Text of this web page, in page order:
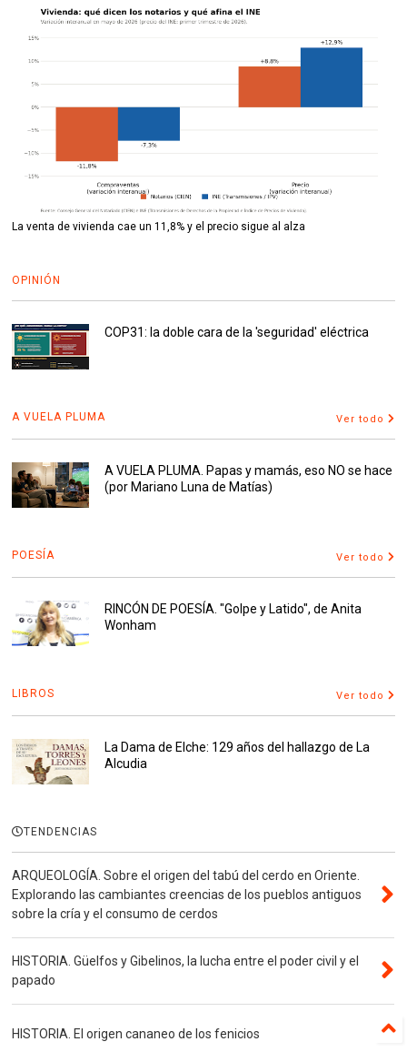
La venta de vivienda cae un 11,8% y el precio sigue al alza
OPINIÓN
COP31: la doble cara de la 'seguridad' eléctrica
A VUELA PLUMA Ver todo
A VUELA PLUMA. Papas y mamás, eso NO se hace
(por Mariano Luna de Matías)
POESÍA Ver todo
RINCÓN DE POESÍA. "Golpe y Latido", de Anita
Wonham
LIBROS Ver todo
La Dama de Elche: 129 años del hallazgo de La
Alcudia
TENDENCIAS
ARQUEOLOGÍA. Sobre el origen del tabú del cerdo en Oriente.
Explorando las cambiantes creencias de los pueblos antiguos
sobre la cría y el consumo de cerdos
HISTORIA. Güelfos y Gibelinos, la lucha entre el poder civil y el
papado
HISTORIA. El origen cananeo de los fenicios